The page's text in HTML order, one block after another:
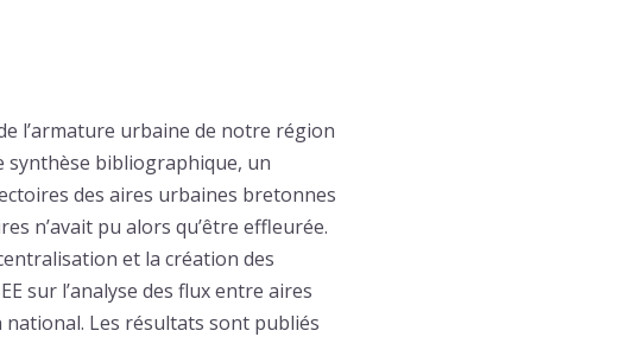
l’armature urbaine de notre région
synthèse bibliographique, un
des aires urbaines bretonnes
n’avait pu alors qu’être effleurée.
et la création des
sur l’analyse des flux entre aires
Les résultats sont publiés